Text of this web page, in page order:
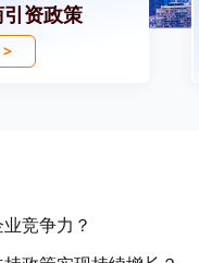
资政策
竞争力？